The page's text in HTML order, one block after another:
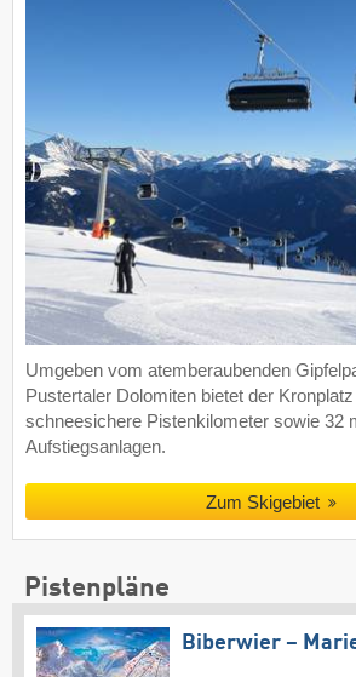
Umgeben vom atemberaubenden
Pustertaler Dolomiten bietet der
schneesichere Pistenkilometer sowie 32
Aufstiegsanlagen.
Zum Skigebiet
Pistenpläne
Biberwier –